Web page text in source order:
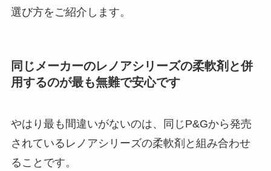
選び方をご紹介します。
同じメーカーのレノアシリーズの柔軟剤と併
用するのが最も無難で安心です
やはり最も間違いがないのは、同じP&Gから発売
されているレノアシリーズの柔軟剤と組み合わせ
ることです。